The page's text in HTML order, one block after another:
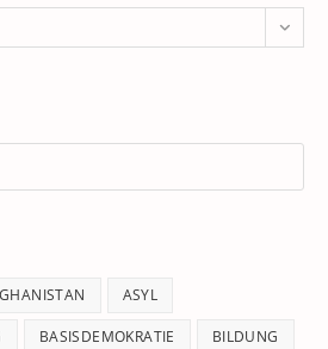
ASYL
BASISDEMOKRATIE BILDUNG